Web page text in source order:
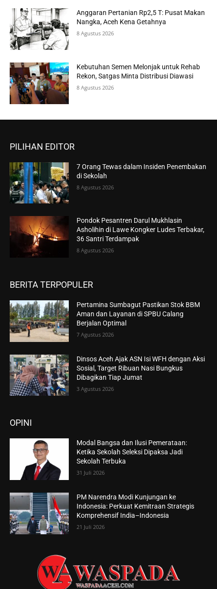
Anggaran Pertanian Rp2,5 T: Pusat Makan
Nangka, Aceh Kena Getahnya
8 Agustus 2026
Kebutuhan Semen Melonjak untuk Rehab
Rekon, Satgas Minta Distribusi Diawasi
8 Agustus 2026
PILIHAN EDITOR
7 Orang Tewas dalam Insiden Penembakan
di Sekolah
8 Agustus 2026
Pondok Pesantren Darul Mukhlasin
Asholihin di Lawe Kongker Ludes Terbakar,
36 Santri Terdampak
8 Agustus 2026
BERITA TERPOPULER
Pertamina Sumbagut Pastikan Stok BBM
Aman dan Layanan di SPBU Calang
Berjalan Optimal
7 Agustus 2026
Dinsos Aceh Ajak ASN Isi WFH dengan Aksi
Sosial, Target Ribuan Nasi Bungkus
Dibagikan Tiap Jumat
3 Agustus 2026
OPINI
Modal Bangsa dan Ilusi Pemerataan:
Ketika Sekolah Seleksi Dipaksa Jadi
Sekolah Terbuka
31 Juli 2026
PM Narendra Modi Kunjungan ke
Indonesia: Perkuat Kemitraan Strategis
Komprehensif India–Indonesia
21 Juli 2026